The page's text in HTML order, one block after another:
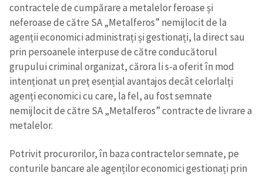
contractele de cumpărare a metalelor feroase și
neferoase de către SA „Metalferos” nemijlocit de la
agenții economici administrați și gestionați, la direct sau
prin persoanele interpuse de către conducătorul
grupului criminal organizat, cărora li s-a oferit în mod
intenționat un preț esențial avantajos decât celorlalți
agenți economici cu care, la fel, au fost semnate
nemijlocit de către SA „Metalferos” contracte de livrare a
metalelor.
Potrivit procurorilor, în baza contractelor semnate, pe
conturile bancare ale agenților economici gestionați prin